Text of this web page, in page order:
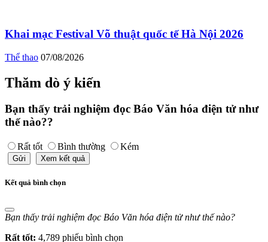
Khai mạc Festival Võ thuật quốc tế Hà Nội 2026
Thể thao 07/08/2026
Thăm dò ý kiến
Bạn thấy trải nghiệm đọc Báo Văn hóa điện tử như
thế nào??
Rất tốt Bình thường Kém
Gửi Xem kết quả
Kết quả bình chọn
Bạn thấy trải nghiệm đọc Báo Văn hóa điện tử như thế nào?
Rất tốt: 4,789 phiếu bình chọn